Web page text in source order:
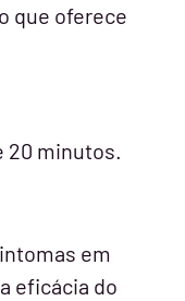
que oferece
20 minutos.
em
eficácia do